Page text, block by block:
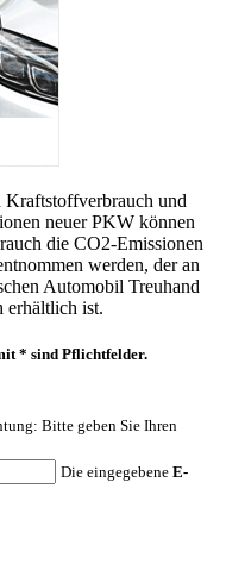
und
neuer PKW können
die CO2-Emissionen
werden, der an
Automobil Treuhand
erhältlich ist.
* sind Pflichtfelder.
Bitte geben Sie Ihren
Die eingegebene E-